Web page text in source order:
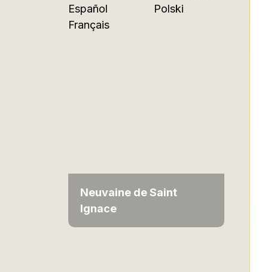
Español
Français
Polski
Neuvaine de Saint
Ignace